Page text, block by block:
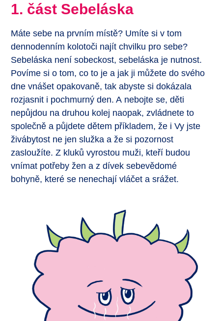
1. část Sebeláska
Máte sebe na prvním místě? Umíte si v tom
dennodenním kolotoči najít chvilku pro sebe?
Sebeláska není sobeckost, sebeláska je nutnost.
Povíme si o tom, co to je a jak ji můžete do svého
dne vnášet opakovaně, tak abyste si dokázala
rozjasnit i pochmurný den. A nebojte se, děti
nepůjdou na druhou kolej naopak, zvládnete to
společně a půjdete dětem příkladem, že i Vy jste
živábytost ne jen služka a že si pozornost
zasloužíte. Z kluků vyrostou muži, kteří budou
vnímat potřeby žen a z dívek sebevědomé
bohyně, které se nenechají vláčet a srážet.